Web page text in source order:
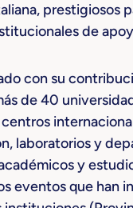
prestigiosos
de
con su
de 40
laboratorios y
y
eventos que han